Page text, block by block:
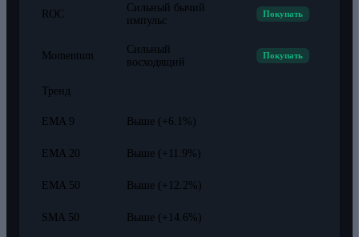
ROC
Сильный бычий
импульс
Покупать
Momentum
Сильный
восходящий
Покупать
Тренд
EMA 9 Выше (+6.1%)
EMA 20 Выше (+11.9%)
EMA 50 Выше (+12.2%)
SMA 50 Выше (+14.6%)